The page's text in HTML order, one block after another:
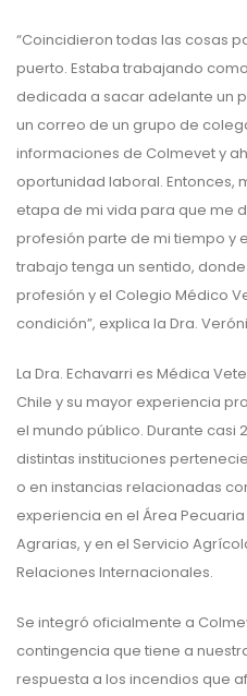
“Coincidieron todas las cosas
puerto. Estaba trabajando
dedicada a sacar adelante un
un correo de un grupo de
informaciones de Colmevet y
oportunidad laboral. Entonces,
etapa de mi vida para que me
profesión parte de mi tiempo y
trabajo tenga un sentido,
profesión y el Colegio Médico
condición”, explica la Dra.
La Dra. Echavarri es Médica
Chile y su mayor experiencia
el mundo público. Durante casi
distintas instituciones
o en instancias relacionadas
experiencia en el Área
Agrarias, y en el Servicio
Relaciones Internacionales.
Se integró oficialmente a
contingencia que tiene a
respuesta a los incendios que